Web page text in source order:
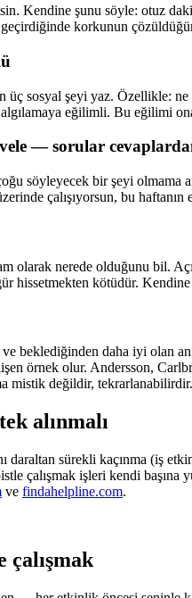
Kendine şunu söyle: otuz
korkunun
üç sosyal şeyi yaz. Özellikle:
eğilimli. Bu eğilimi
— sorular
söyleyecek bir şeyi olmama
çalışıyorsun, bu
olarak nerede olduğunu bil.
hissetmekten kötüdür.
beklediğinden daha iyi olan
örnek olur. Andersson,
mistik değildir, tekrarlanabilirdir.
alınmalı
daraltan sürekli kaçınma (iş
çalışmak işleri kendi
ve findahelpline.com.
çalışmak